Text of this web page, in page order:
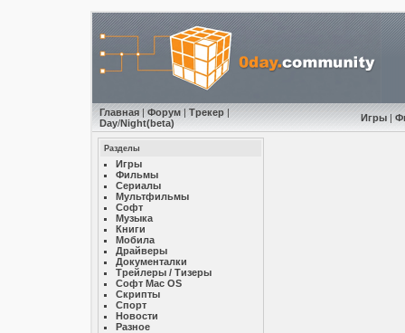
Главная| Форум| Трекер|
Day/Night(beta) Игры|
Разделы
Игры
Фильмы
Сериалы
Мультфильмы
Софт
Музыкa
Книги
Мобила
Драйверы
Документалки
Трейлеры / Тизеры
Софт Mac OS
Скрипты
Спорт
Новости
Разное